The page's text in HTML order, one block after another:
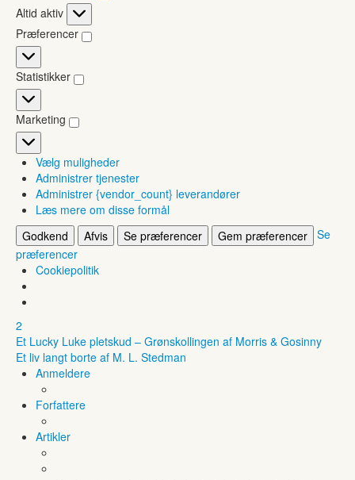
Funktionsdygtig
Altid aktiv
Præferencer
Præferencer
Statistikker
Statistikker
Marketing
Marketing
Vælg muligheder
Administrer tjenester
Administrer {vendor_count} leverandører
Læs mere om disse formål
Godkend
Afvis Se præferencer Gem præferencer Se
præferencer
Cookiepolitik
2
Et Lucky Luke pletskud – Grønskollingen af Morris & Gosinny
Et liv langt borte af M. L. Stedman
Anmeldere
Forfattere
Artikler